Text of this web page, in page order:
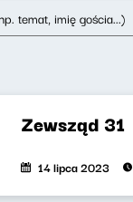
Zewsząd 31
14 lipca 2023